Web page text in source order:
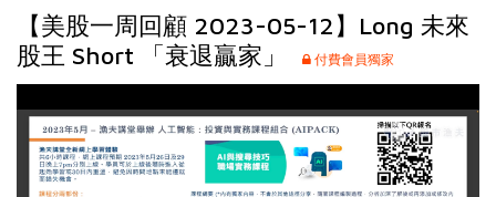
【美股一周回顧 2023-05-12】Long 未來
股王 Short 「衰退贏家」
付費會員獨家